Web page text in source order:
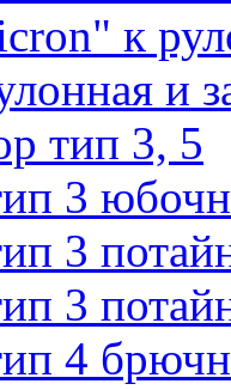
к
и
тип 3, 5
3
3
3
4